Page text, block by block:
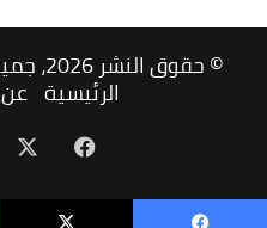
© حقوق النشر 2026، جميع الحقوق محفوظة |
الرئيسية عن
فيسبوك